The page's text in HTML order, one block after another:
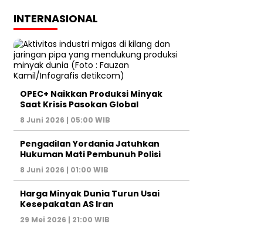
INTERNASIONAL
OPEC+ Naikkan Produksi Minyak
Saat Krisis Pasokan Global
8 Juni 2026 | 05:00 WIB
Pengadilan Yordania Jatuhkan
Hukuman Mati Pembunuh Polisi
8 Juni 2026 | 01:00 WIB
Harga Minyak Dunia Turun Usai
Kesepakatan AS Iran
29 Mei 2026 | 21:00 WIB